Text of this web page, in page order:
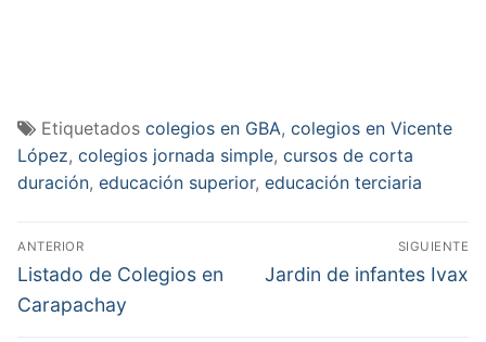
Etiquetados colegios en GBA, colegios en Vicente
López, colegios jornada simple, cursos de corta
duración, educación superior, educación terciaria
Navegación
de
entradas
ANTERIOR
Entrada
anterior:
Listado de Colegios en
Carapachay
SIGUIENTE
Entrada
Jardin de infantes Ivax